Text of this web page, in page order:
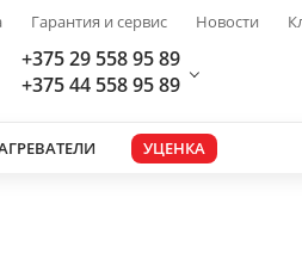
Гарантия и сервис Новости
+375 29 558 95 89
+375 44 558 95 89
УЦЕНКА